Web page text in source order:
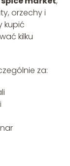
orzechy i
kupić
kilku
za: